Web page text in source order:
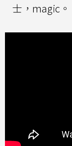
士，magic。